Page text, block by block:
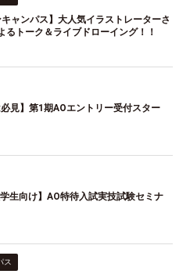
キャンパス】大人気イラストレーターさ
るトーク＆ライブドローイング！！
必見】第1期AOエントリー受付スター
学生向け】AO特待入試実技試験セミナ
ス